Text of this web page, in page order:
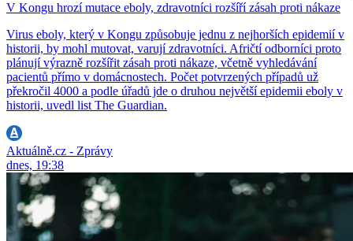
V Kongu hrozí mutace eboly, zdravotníci rozšíří zásah proti nákaze
Virus eboly, který v Kongu způsobuje jednu z nejhorších epidemií v
historii, by mohl mutovat, varují zdravotníci. Afričtí odborníci proto
plánují výrazně rozšířit zásah proti nákaze, včetně vyhledávání
pacientů přímo v domácnostech. Počet potvrzených případů už
překročil 4000 a podle úřadů jde o druhou největší epidemii eboly v
historii, uvedl list The Guardian.
Aktuálně.cz - Zprávy
dnes, 19:38